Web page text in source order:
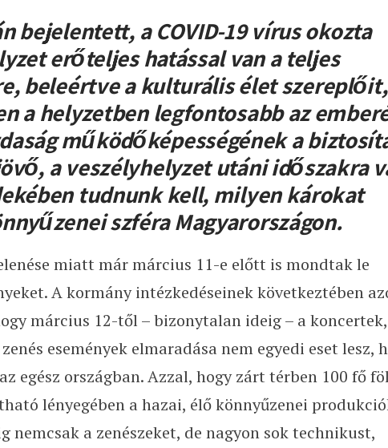
Lássuk a károkat!
bejelentett, a COVID-19 vírus okozta
erőteljes hatással van a teljes
beleértve a kulturális élet szereplőit,
a helyzetben legfontosabb az
működőképességének a
a veszélyhelyzet utáni időszakra
tudnunk kell, milyen károkat
szféra Magyarországon.
miatt már március 11-e előtt is mondtak le
A kormány intézkedéseinek következtében
március 12-től – bizonytalan ideig – a koncertek,
események elmaradása nem egyedi eset lesz,
egész országban. Azzal, hogy zárt térben 100 fő
lényegében a hazai, élő könnyűzenei
nemcsak a zenészeket, de nagyon sok technikust,